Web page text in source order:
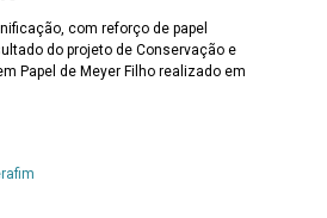
com reforço de papel
do projeto de Conservação e
Papel de Meyer Filho realizado em